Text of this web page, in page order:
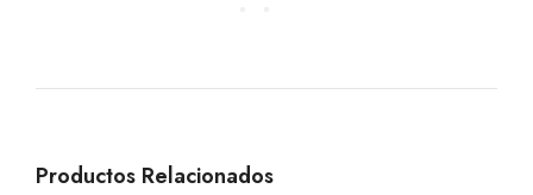
Productos Relacionados